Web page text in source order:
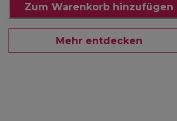
Zum Warenkorb hinzufügen
Mehr entdecken